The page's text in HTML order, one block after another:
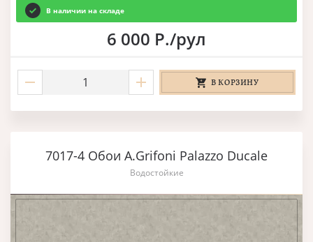
В наличии на складе
6 000 Р./рул
В КОРЗИНУ
7017-4 Обои A.Grifoni Palazzo Ducale
Водостойкие